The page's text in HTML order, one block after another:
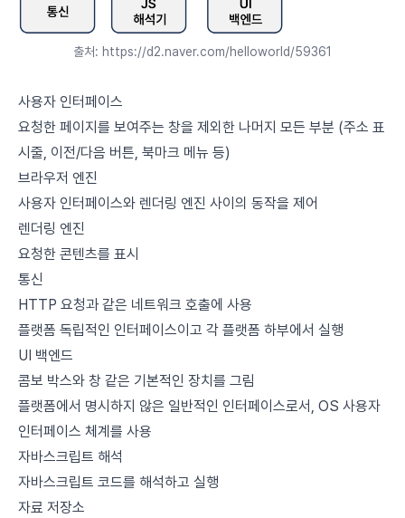
출처: https://d2.naver.com/helloworld/59361
사용자 인터페이스
요청한 페이지를 보여주는 창을 제외한 나머지 모든 부분 (주소 표
시줄, 이전/다음 버튼, 북마크 메뉴 등)
브라우저 엔진
사용자 인터페이스와 렌더링 엔진 사이의 동작을 제어
렌더링 엔진
요청한 콘텐츠를 표시
통신
HTTP 요청과 같은 네트워크 호출에 사용
플랫폼 독립적인 인터페이스이고 각 플랫폼 하부에서 실행
UI 백엔드
콤보 박스와 창 같은 기본적인 장치를 그림
플랫폼에서 명시하지 않은 일반적인 인터페이스로서, OS 사용자
인터페이스 체계를 사용
자바스크립트 해석
자바스크립트 코드를 해석하고 실행
자료 저장소